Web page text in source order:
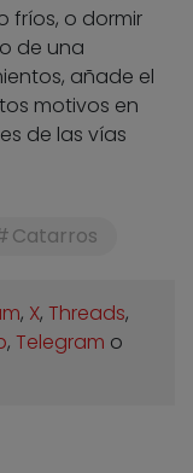
fríos, o dormir
de una
añade el
motivos en
de las vías
Catarros
, X, Threads,
, Telegram o